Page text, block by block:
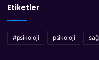
Etiketler
#psikoloji psikoloji